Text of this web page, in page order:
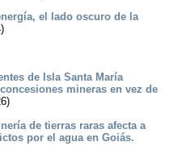
el lado oscuro de la
de Isla Santa María
mineras en vez de
de tierras raras afecta a
por el agua en Goiás.